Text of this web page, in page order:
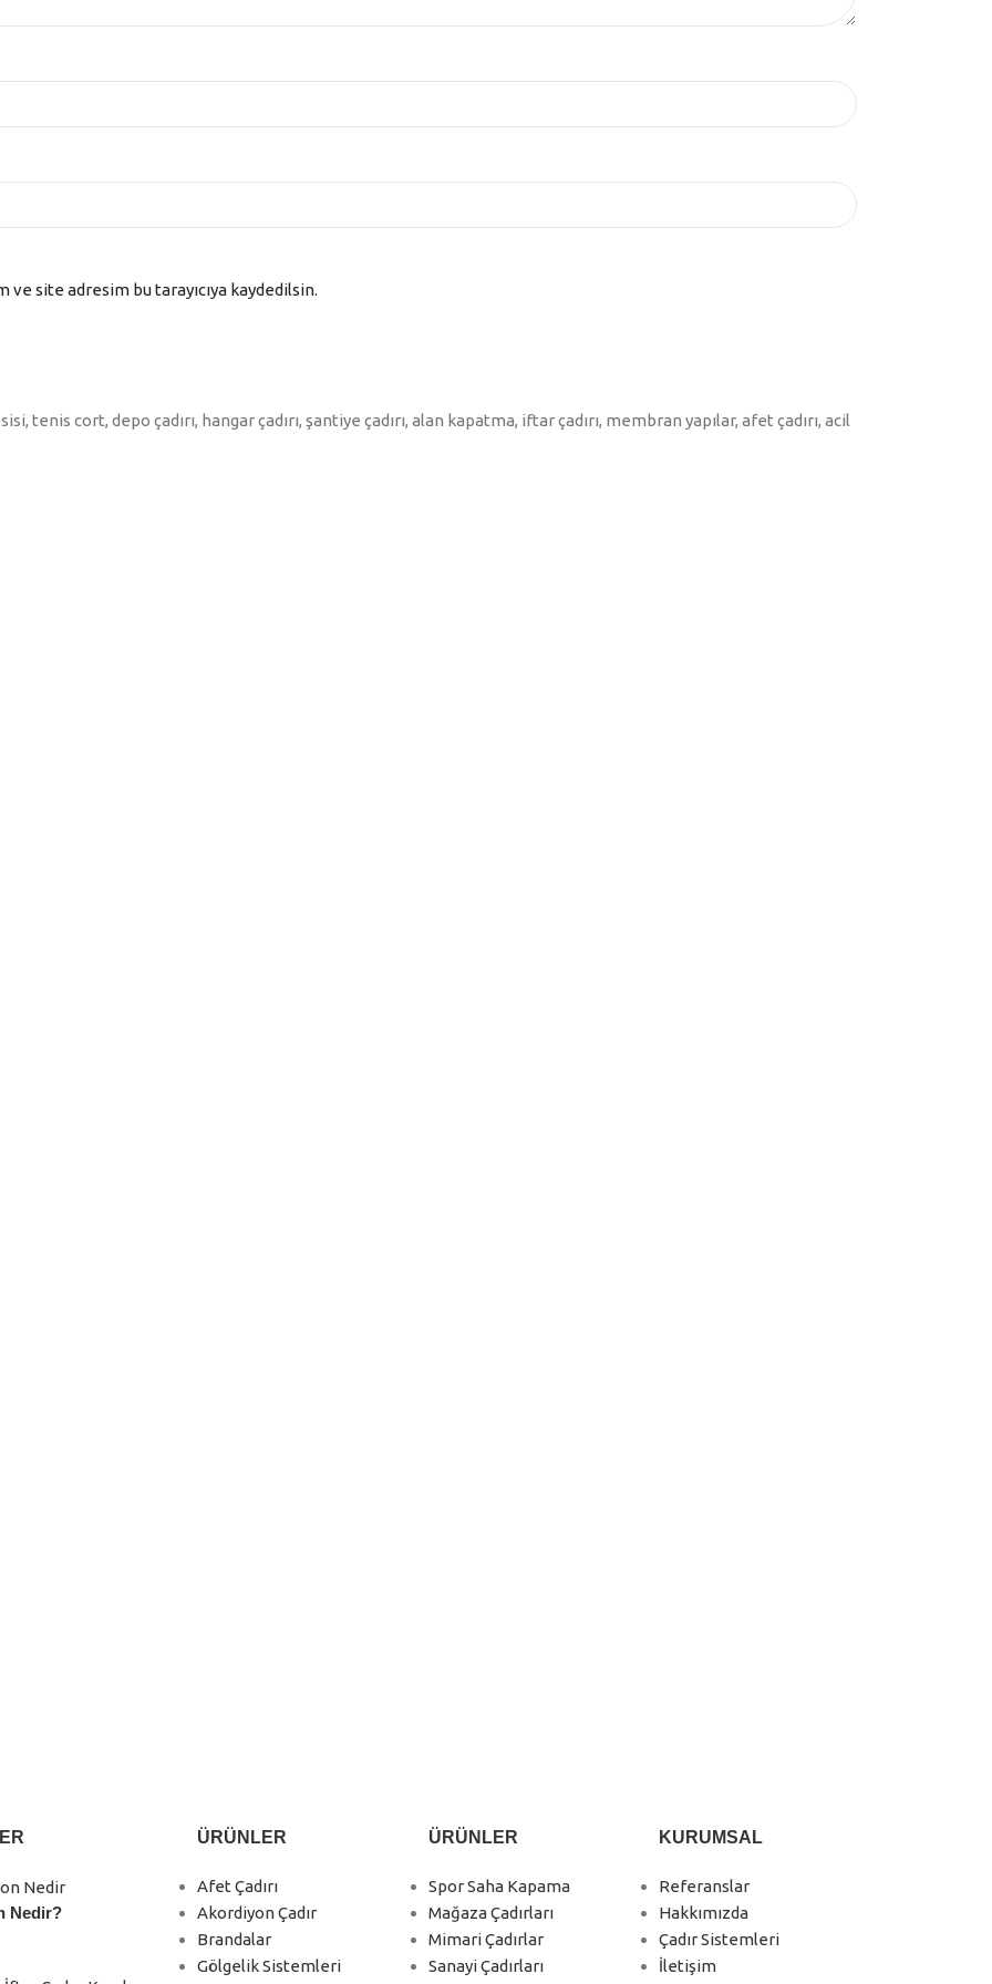
Tercih Edilen Mağaza Çadırı Modelleri
yoğunluğuna göre değişir. Ticari projelerde dayanıklılık ve taşınabilirlik öncelikli olarak fiyatı etkiler.
artıran, hızlı kurulumlu ve ekonomik mağaza çadırı çözümleri sunulmaktadır.
yoğunluğuna göre belirlenir.
uygundur.
ve site adresim bu tarayıcıya kaydedilsin.
tenis cort, depo çadırı, hangar çadırı, şantiye çadırı, alan kapatma, iftar çadırı, membran yapılar, afet çadırı, acil
Nedir?
ÜRÜNLER
Afet Çadırı
Akordiyon Çadır
Brandalar
Gölgelik Sistemleri
ÜRÜNLER
Spor Saha Kapama
Mağaza Çadırları
Mimari Çadırlar
Sanayi Çadırları
KURUMSAL
Referanslar
Hakkımızda
Çadır Sistemleri
İletişim